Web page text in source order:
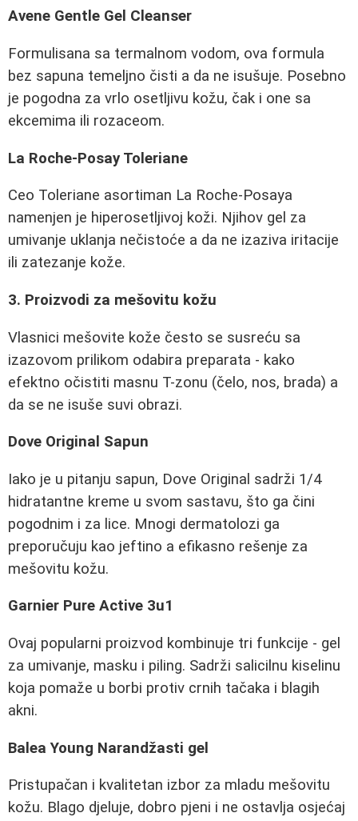
Avene Gentle Gel Cleanser
Formulisana sa termalnom vodom, ova formula
bez sapuna temeljno čisti a da ne isušuje. Posebno
je pogodna za vrlo osetljivu kožu, čak i one sa
ekcemima ili rozaceom.
La Roche-Posay Toleriane
Ceo Toleriane asortiman La Roche-Posaya
namenjen je hiperosetljivoj koži. Njihov gel za
umivanje uklanja nečistoće a da ne izaziva iritacije
ili zatezanje kože.
3. Proizvodi za mešovitu kožu
Vlasnici mešovite kože često se susreću sa
izazovom prilikom odabira preparata - kako
efektno očistiti masnu T-zonu (čelo, nos, brada) a
da se ne isuše suvi obrazi.
Dove Original Sapun
Iako je u pitanju sapun, Dove Original sadrži 1/4
hidratantne kreme u svom sastavu, što ga čini
pogodnim i za lice. Mnogi dermatolozi ga
preporučuju kao jeftino a efikasno rešenje za
mešovitu kožu.
Garnier Pure Active 3u1
Ovaj popularni proizvod kombinuje tri funkcije - gel
za umivanje, masku i piling. Sadrži salicilnu kiselinu
koja pomaže u borbi protiv crnih tačaka i blagih
akni.
Balea Young Narandžasti gel
Pristupačan i kvalitetan izbor za mladu mešovitu
kožu. Blago djeluje, dobro pjeni i ne ostavlja osjećaj